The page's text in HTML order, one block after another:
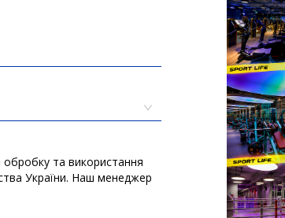
та використання
України. Наш менеджер